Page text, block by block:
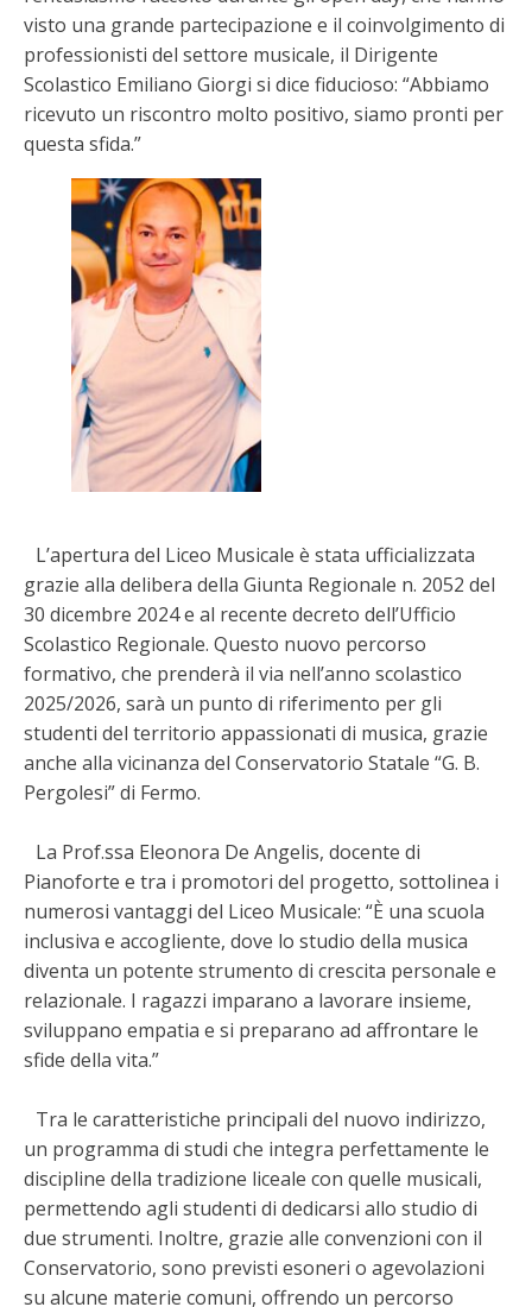
visto una grande partecipazione e il coinvolgimento di
professionisti del settore musicale, il Dirigente
Scolastico Emiliano Giorgi si dice fiducioso: “Abbiamo
ricevuto un riscontro molto positivo, siamo pronti per
questa sfida.”
L’apertura del Liceo Musicale è stata ufficializzata
grazie alla delibera della Giunta Regionale n. 2052 del
30 dicembre 2024 e al recente decreto dell’Ufficio
Scolastico Regionale. Questo nuovo percorso
formativo, che prenderà il via nell’anno scolastico
2025/2026, sarà un punto di riferimento per gli
studenti del territorio appassionati di musica, grazie
anche alla vicinanza del Conservatorio Statale “G. B.
Pergolesi” di Fermo.
La Prof.ssa Eleonora De Angelis, docente di
Pianoforte e tra i promotori del progetto, sottolinea i
numerosi vantaggi del Liceo Musicale: “È una scuola
inclusiva e accogliente, dove lo studio della musica
diventa un potente strumento di crescita personale e
relazionale. I ragazzi imparano a lavorare insieme,
sviluppano empatia e si preparano ad affrontare le
sfide della vita.”
Tra le caratteristiche principali del nuovo indirizzo,
un programma di studi che integra perfettamente le
discipline della tradizione liceale con quelle musicali,
permettendo agli studenti di dedicarsi allo studio di
due strumenti. Inoltre, grazie alle convenzioni con il
Conservatorio, sono previsti esoneri o agevolazioni
su alcune materie comuni, offrendo un percorso